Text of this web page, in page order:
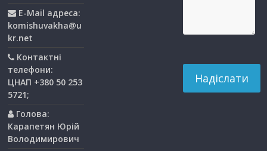
E-Mail адреса:
komishuvakha@u
kr.net
Контактні
телефони:
ЦНАП +380 50 253
5721;
Голова:
Карапетян Юрій
Володимирович